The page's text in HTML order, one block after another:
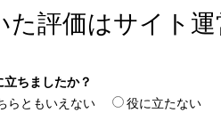
た評価はサイト
ちましたか？
らともいえない
役に立たない